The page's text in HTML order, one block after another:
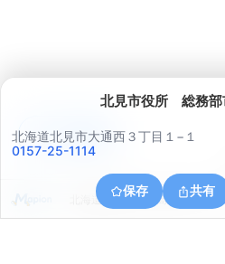
北見市役所 総務部
北海道北見市大通西３丁目１−１
0157-25-1114
保存 共有
北海道北見市中ノ島町３丁目１
アプリで見る